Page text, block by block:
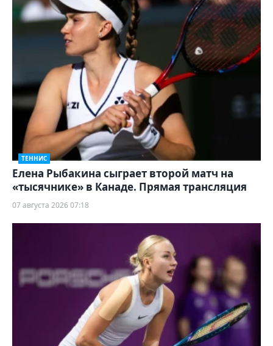
ТЕННИС
Елена Рыбакина сыграет второй матч на
«тысячнике» в Канаде. Прямая трансляция
07 августа 2026 07:18